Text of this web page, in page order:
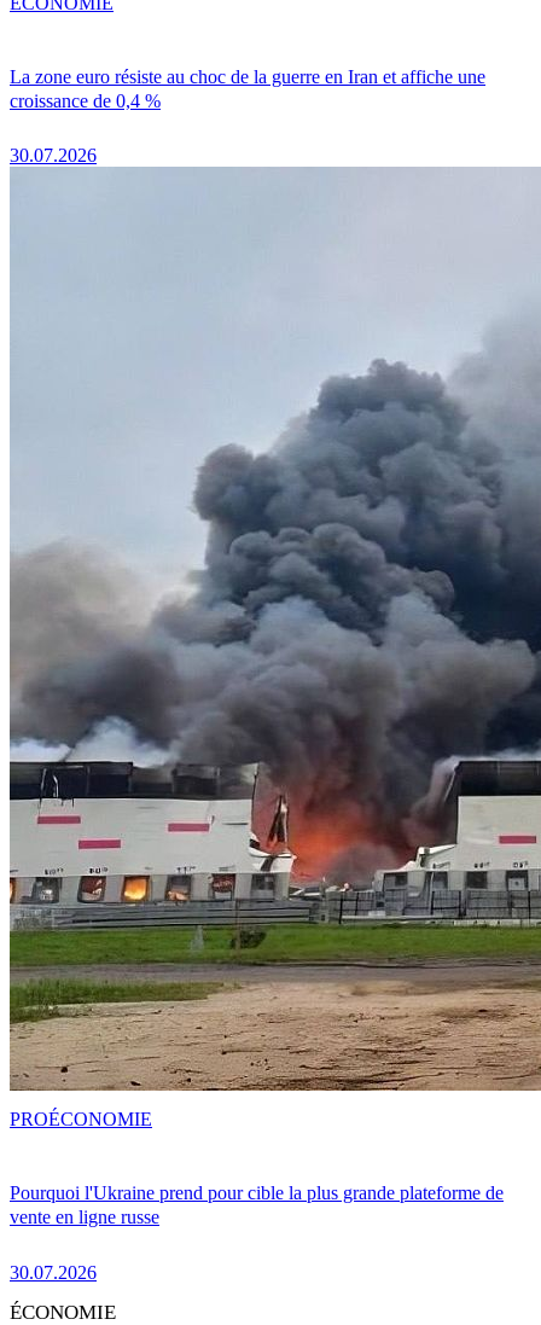
La zone euro résiste au choc de la guerre en Iran et affiche une
croissance de 0,4 %
30.07.2026
Pourquoi l'Ukraine prend pour cible la plus grande plateforme de
vente en ligne russe
30.07.2026
PROÉCONOMIE
ÉCONOMIE